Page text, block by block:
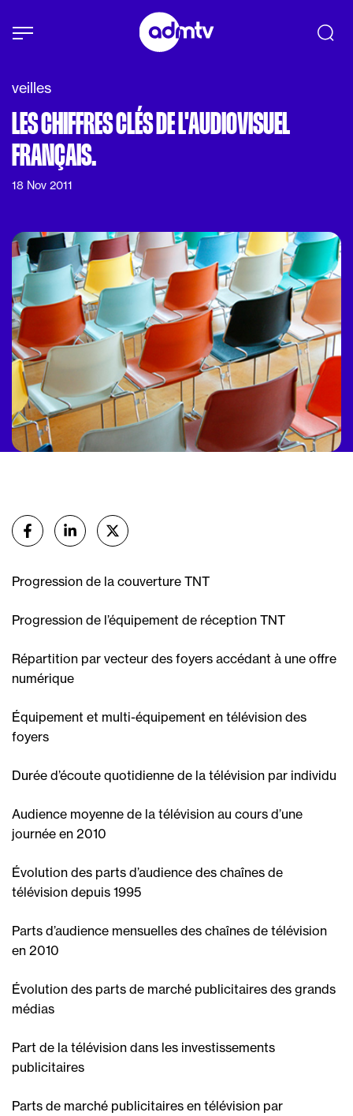
Aller au contenu principal
veilles
LES CHIFFRES CLÉS DE L'AUDIOVISUEL
FRANÇAIS.
18 Nov 2011
Partager
sur Facebook
sur Linkedinsur X (Twitter)
Progression de la couverture TNT
Progression de l’équipement de réception TNT
Répartition par vecteur des foyers accédant à une offre
numérique
Équipement et multi-équipement en télévision des
foyers
Durée d’écoute quotidienne de la télévision par individu
Audience moyenne de la télévision au cours d’une
journée en 2010
Évolution des parts d’audience des chaînes de
télévision depuis 1995
Parts d’audience mensuelles des chaînes de télévision
en 2010
Évolution des parts de marché publicitaires des grands
médias
Part de la télévision dans les investissements
publicitaires
Parts de marché publicitaires en télévision par
Panneau de gestion des cookies